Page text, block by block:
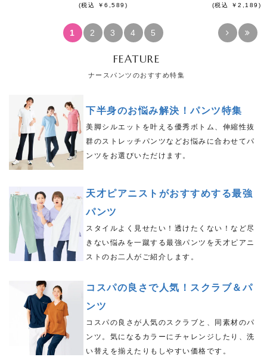
(税込 ￥6,589) (税込 ￥2,189)
1 2 3 4 5
FEATURE
ナースパンツのおすすめ特集
下半身のお悩み解決！パンツ特集
美脚シルエットを叶える優秀ボトム、伸縮性抜
群のストレッチパンツなどお悩みに合わせてパ
ンツをお選びいただけます。
天才ピアニストがおすすめする最強
パンツ
スタイルよく見せたい！透けたくない！など尽
きない悩みを一蹴する最強パンツを天才ピアニ
ストのお二人がご紹介します。
コスパの良さで人気！スクラブ＆パ
ンツ
コスパの良さが人気のスクラブと、同素材のパ
ンツ。気になるカラーにチャレンジしたり、洗
い替えを揃えたりもしやすい価格です。